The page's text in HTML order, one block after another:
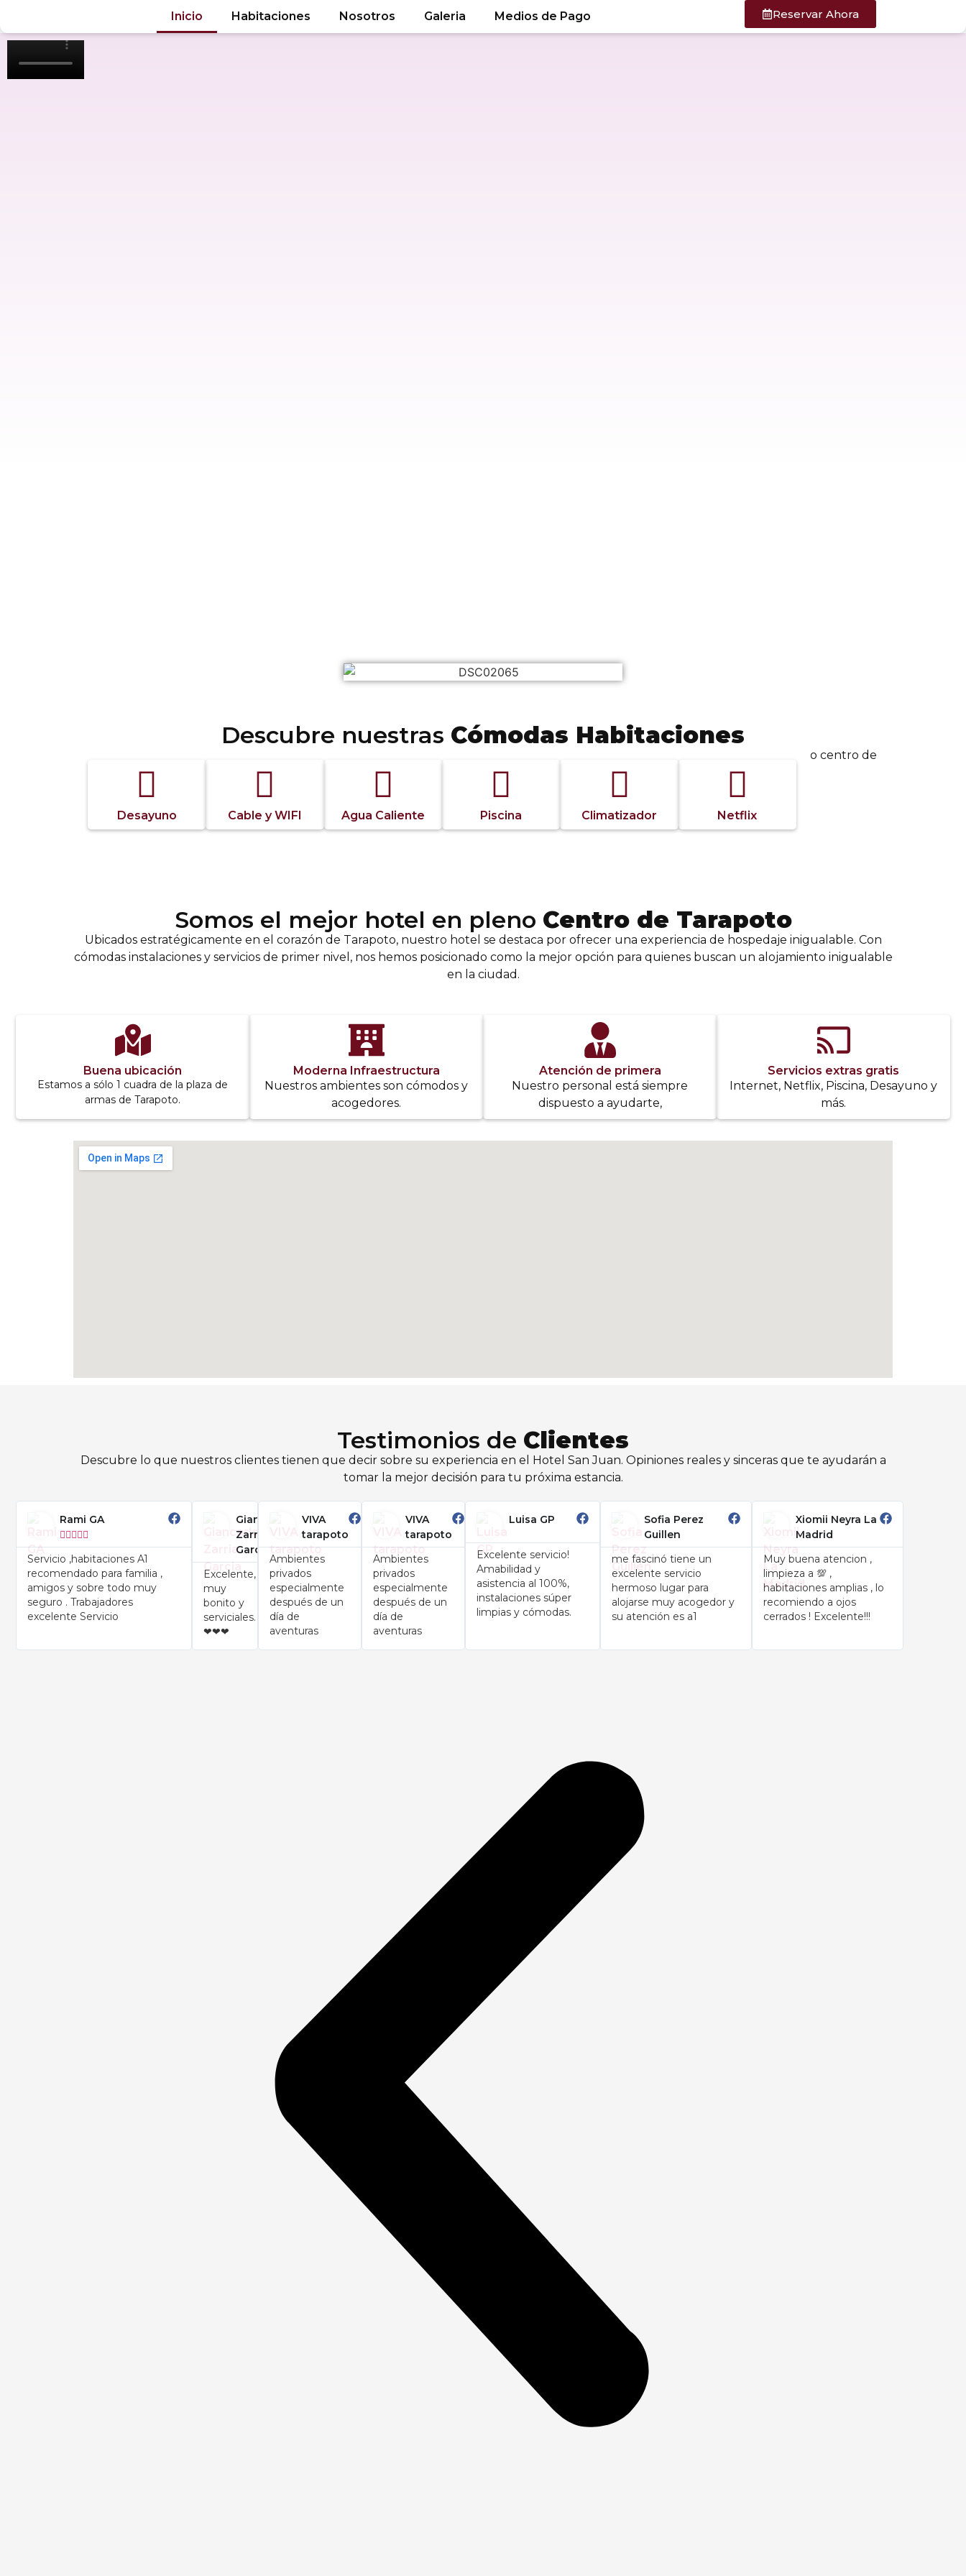
Inicio Habitaciones Nosotros Galeria Medios de Pago Reservar Ahora
Descubre nuestras Cómodas Habitaciones
Contamos con más de 20 habitaciones con todo lo que necesitas para disfrutar de una estadía totalmente placentera en pleno centro de
nuestra cuidad de las palmeras TARAPOTO.
Desayuno Cable y WIFI Agua Caliente Piscina Climatizador Netflix
Somos el mejor hotel en pleno Centro de Tarapoto
Ubicados estratégicamente en el corazón de Tarapoto, nuestro hotel se destaca por ofrecer una experiencia de hospedaje inigualable. Con
cómodas instalaciones y servicios de primer nivel, nos hemos posicionado como la mejor opción para quienes buscan un alojamiento inigualable
en la ciudad.
Buena ubicación
Estamos a sólo 1 cuadra de la plaza de
armas de Tarapoto.
Moderna Infraestructura
Nuestros ambientes son cómodos y
acogedores.
Atención de primera
Nuestro personal está siempre
dispuesto a ayudarte,
Servicios extras gratis
Internet, Netflix, Piscina, Desayuno y
más.
Testimonios de Clientes
Descubre lo que nuestros clientes tienen que decir sobre su experiencia en el Hotel San Juan. Opiniones reales y sinceras que te ayudarán a
tomar la mejor decisión para tu próxima estancia.
Rami GA

Servicio ,habitaciones A1
recomendado para familia ,
amigos y sobre todo muy
seguro . Trabajadores
excelente Servicio
Giancarlo
Zarria
Garcia
Excelente,
muy
bonito y
serviciales.
❤❤❤
VIVA
tarapoto
Ambientes
privados
especialmente
después de un
día de
aventuras
VIVA
tarapoto
Ambientes
privados
especialmente
después de un
día de
aventuras
Luisa GP
Excelente servicio!
Amabilidad y
asistencia al 100%,
instalaciones súper
limpias y cómodas.
Sofia Perez
Guillen
me fascinó tiene un
excelente servicio
hermoso lugar para
alojarse muy acogedor y
su atención es a1
Xiomii Neyra La
Madrid
Muy buena atencion ,
limpieza a 💯 ,
habitaciones amplias , lo
recomiendo a ojos
cerrados ! Excelente!!!